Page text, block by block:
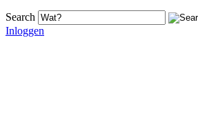
Search
Inloggen